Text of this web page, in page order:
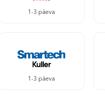
1-3 päeva
1-3 päeva